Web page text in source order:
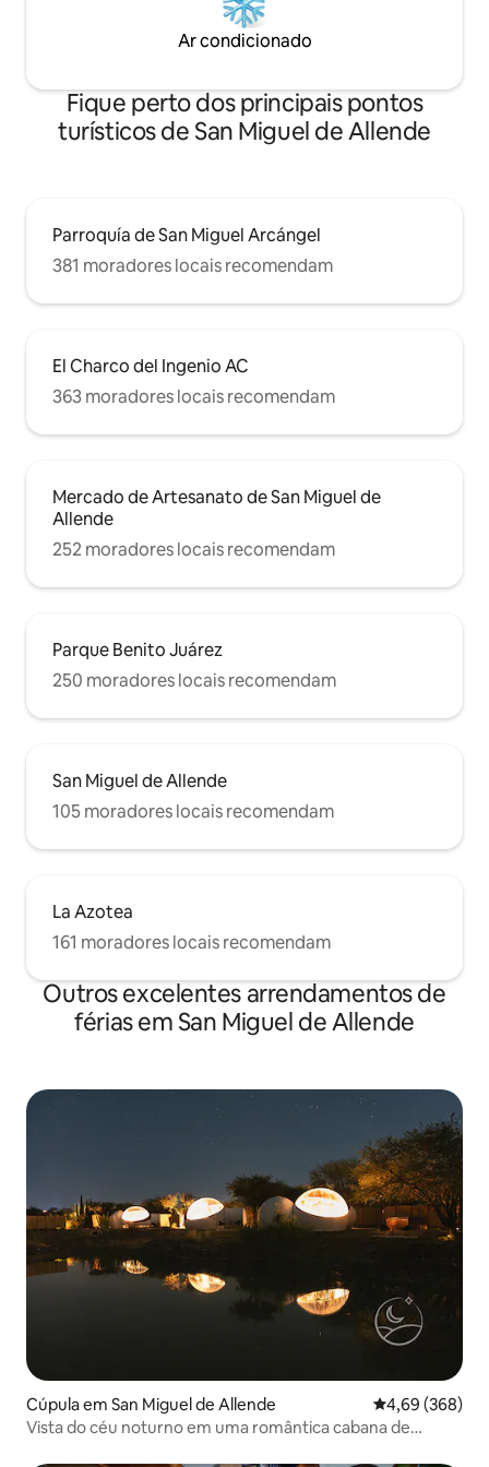
Ar condicionado
Fique perto dos principais pontos
turísticos de San Miguel de Allende
Parroquía de San Miguel Arcángel
381 moradores locais recomendam
El Charco del Ingenio AC
363 moradores locais recomendam
Mercado de Artesanato de San Miguel de
Allende
252 moradores locais recomendam
Parque Benito Juárez
250 moradores locais recomendam
San Miguel de Allende
105 moradores locais recomendam
La Azotea
161 moradores locais recomendam
Outros excelentes arrendamentos de
férias em San Miguel de Allende
Cúpula em San Miguel de Allende Classificação
4,69 (368)
Vista do céu noturno em uma romântica cabana de